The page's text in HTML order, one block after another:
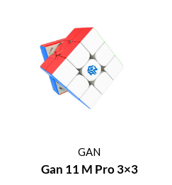
GAN
Gan 11 M Pro 3×3